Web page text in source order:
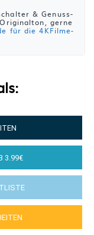
& Genuss-
gerne
für die 4KFilme-
3.99€